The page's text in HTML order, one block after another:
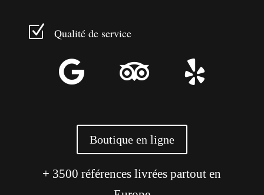
Z Qualité de service
  
Boutique en ligne
+ 3500 références livrées partout en